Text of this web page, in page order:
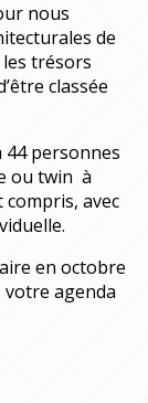
nous
de
trésors
classée
personnes
ou twin à
compris, avec
en octobre
votre agenda